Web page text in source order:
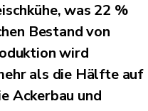
was 22 %
Bestand von
wird
als die Hälfte auf
Ackerbau und